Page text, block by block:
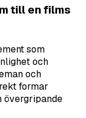
till en films
som
och
och
formar
övergripande